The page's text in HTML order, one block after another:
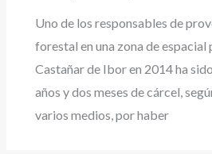
Uno de los responsables de
forestal en una zona de espacial
Castañar de Ibor en 2014 ha
años y dos meses de cárcel,
varios medios, por haber